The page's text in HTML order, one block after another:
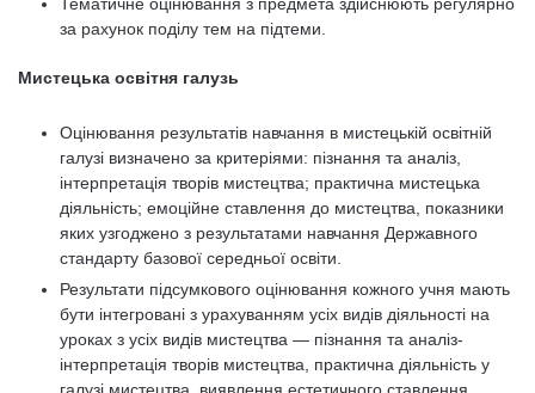
за рахунок поділу тем на підтеми.
Мистецька освітня галузь
Оцінювання результатів навчання в мистецькій освітній
галузі визначено за критеріями: пізнання та аналіз,
інтерпретація творів мистецтва; практична мистецька
діяльність; емоційне ставлення до мистецтва, показники
яких узгоджено з результатами навчання Державного
стандарту базової середньої освіти.
Результати підсумкового оцінювання кожного учня мають
бути інтегровані з урахуванням усіх видів діяльності на
уроках з усіх видів мистецтва — пізнання та аналіз-
інтерпретація творів мистецтва, практична діяльність у